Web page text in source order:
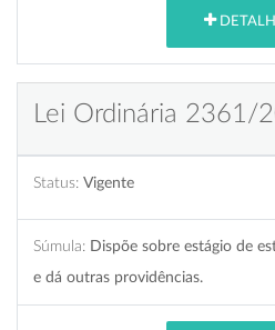
Lei Ordinária 2361/
Status: Vigente
Súmula: Dispõe sobre estágio de
e dá outras providências.